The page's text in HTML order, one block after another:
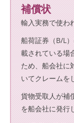
補償状
輸入実務で使わ
船荷証券（B/L
載されている場
ため、船会社に
いてクレームを
貨物受取人が補
を船会社に発行